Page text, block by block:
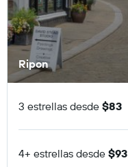
Ripon
3 estrellas desde $83
4+ estrellas desde $93